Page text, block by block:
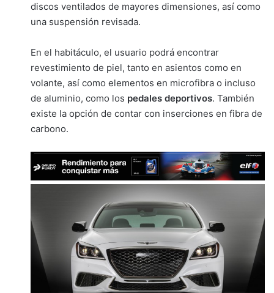
discos ventilados de mayores dimensiones, así como
una suspensión revisada.
En el habitáculo, el usuario podrá encontrar
revestimiento de piel, tanto en asientos como en
volante, así como elementos en microfibra o incluso
de aluminio, como los pedales deportivos. También
existe la opción de contar con inserciones en fibra de
carbono.